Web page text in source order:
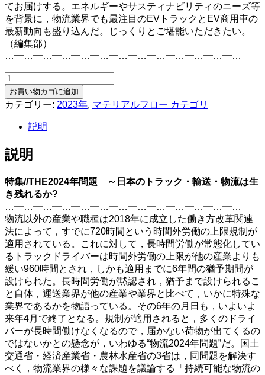
てお届けする。エネルギーやサスティナビリティのニーズ等
を背景に，物流業界でも最注目のEVトラックとEV商用車の
最新動向も盛り込んだ。じっくりとご堪能いただきたい。
（編集部）
…━…━…━…━…━…━…━…━…━…━…━…━…
月
刊
マ
ル
フ
ロ
ー
2023
年
6
月
号
個
お買い物カゴに追加
カテゴリー: 2023年, マテリアルフロー カテゴリ
説明
説明
特集//THE2024年問題 ～日本のトラック・輸送・物流は生
き残れるか?
…━…━…━…━…━…━…━…━…━…━…━…━…
物流以外の産業や職種は2018年に成立した働き方改革関連
法によって，すでに720時間という時間外労働の上限規制が
適用されている。これに対して，長時間労働が常態化してい
るトラックドライバーは時間外労働の上限が他の産業よりも
緩い960時間とされ，しかも適用までに6年間の猶予期間が
設けられた。長時間労働が黙認され，猶予まで設けられるこ
と自体，運送業界が他の産業や業界と比べて，いかに特殊な
業界であるかを物語っている。その6年の月日も，いよいよ
来年4月で終了となる。規制が適用されると，多くのドライ
バーが長時間働けなくなるので，届かない荷物が出てくるの
ではないかとの懸念が，いわゆる“物流2024年問題”だ。国土
交通省・経済産業省・農林水産省の3省は，同問題を解決す
べく，物流業界の様々な課題を議論する「持続可能な物流の